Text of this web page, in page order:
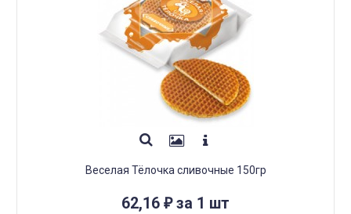
Веселая Тёлочка сливочные 150гр
62,16 ₽за 1 шт